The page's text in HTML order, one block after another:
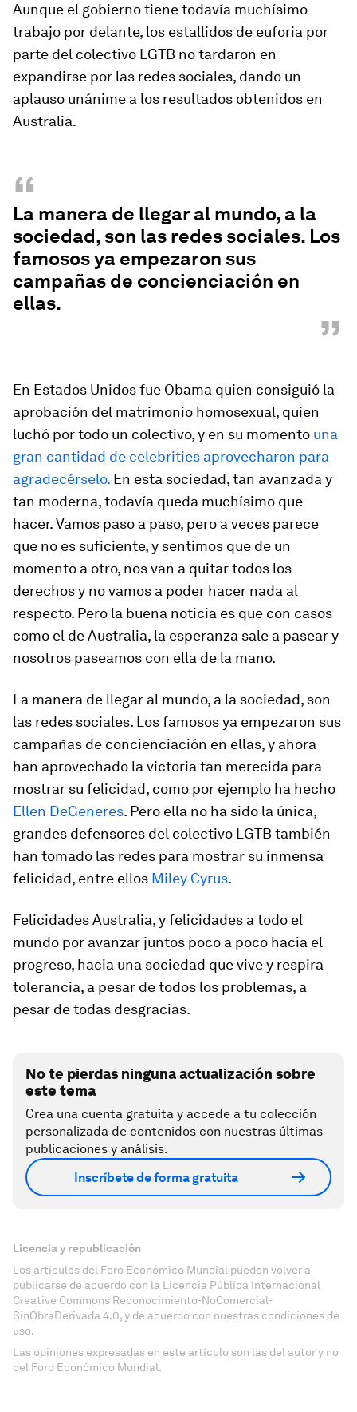
Aunque el gobierno tiene todavía muchísimo
trabajo por delante, los estallidos de euforia por
parte del colectivo LGTB no tardaron en
expandirse por las redes sociales, dando un
aplauso unánime a los resultados obtenidos en
Australia.
“
La manera de llegar al mundo, a la
sociedad, son las redes sociales. Los
famosos ya empezaron sus
campañas de concienciación en
ellas.
”
En Estados Unidos fue Obama quien consiguió la
aprobación del matrimonio homosexual, quien
luchó por todo un colectivo, y en su momento una
gran cantidad de celebrities aprovecharon para
agradecérselo. En esta sociedad, tan avanzada y
tan moderna, todavía queda muchísimo que
hacer. Vamos paso a paso, pero a veces parece
que no es suficiente, y sentimos que de un
momento a otro, nos van a quitar todos los
derechos y no vamos a poder hacer nada al
respecto. Pero la buena noticia es que con casos
como el de Australia, la esperanza sale a pasear y
nosotros paseamos con ella de la mano.
La manera de llegar al mundo, a la sociedad, son
las redes sociales. Los famosos ya empezaron sus
campañas de concienciación en ellas, y ahora
han aprovechado la victoria tan merecida para
mostrar su felicidad, como por ejemplo ha hecho
Ellen DeGeneres. Pero ella no ha sido la única,
grandes defensores del colectivo LGTB también
han tomado las redes para mostrar su inmensa
felicidad, entre ellos Miley Cyrus.
Felicidades Australia, y felicidades a todo el
mundo por avanzar juntos poco a poco hacia el
progreso, hacia una sociedad que vive y respira
tolerancia, a pesar de todos los problemas, a
pesar de todas desgracias.
No te pierdas ninguna actualización sobre
este tema
Crea una cuenta gratuita y accede a tu colección
personalizada de contenidos con nuestras últimas
publicaciones y análisis.
Inscríbete de forma gratuita
Licencia y republicación
Los artículos del Foro Económico Mundial pueden volver a
publicarse de acuerdo con la Licencia Pública Internacional
Creative Commons Reconocimiento-NoComercial-
SinObraDerivada 4.0, y de acuerdo con nuestras condiciones de
uso.
Las opiniones expresadas en este artículo son las del autor y no
del Foro Económico Mundial.